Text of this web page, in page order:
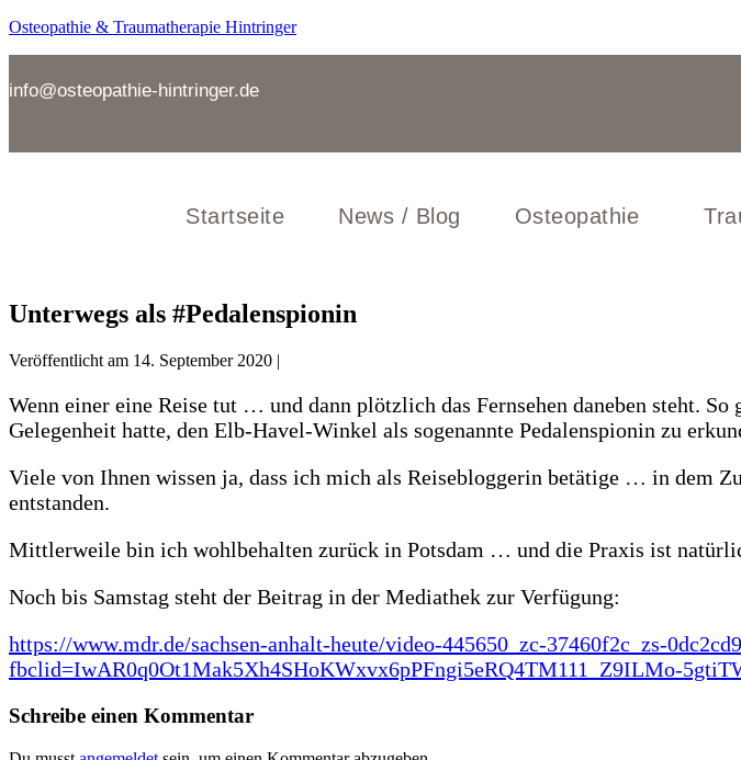
Zum
Osteopathie & Traumatherapie Hintringer
info@osteopathie-hintringer.de
Startseite News / Blog Osteopathie
Unterwegs als #Pedalenspionin
Veröffentlicht am 14. September 2020 |
Wenn einer eine Reise tut … und dann plötzlich das Fernsehen daneben steht. So
Gelegenheit hatte, den Elb-Havel-Winkel als sogenannte Pedalenspionin zu
Viele von Ihnen wissen ja, dass ich mich als Reisebloggerin betätige … in dem
entstanden.
Mittlerweile bin ich wohlbehalten zurück in Potsdam … und die Praxis ist
Noch bis Samstag steht der Beitrag in der Mediathek zur Verfügung:
https://www.mdr.de/sachsen-anhalt-heute/video-445650_zc-37460f2c_zs-
fbclid=IwAR0q0Ot1Mak5Xh4SHoKWxvx6pPFngi5eRQ4TM111_Z9ILMo-
Schreibe einen Kommentar